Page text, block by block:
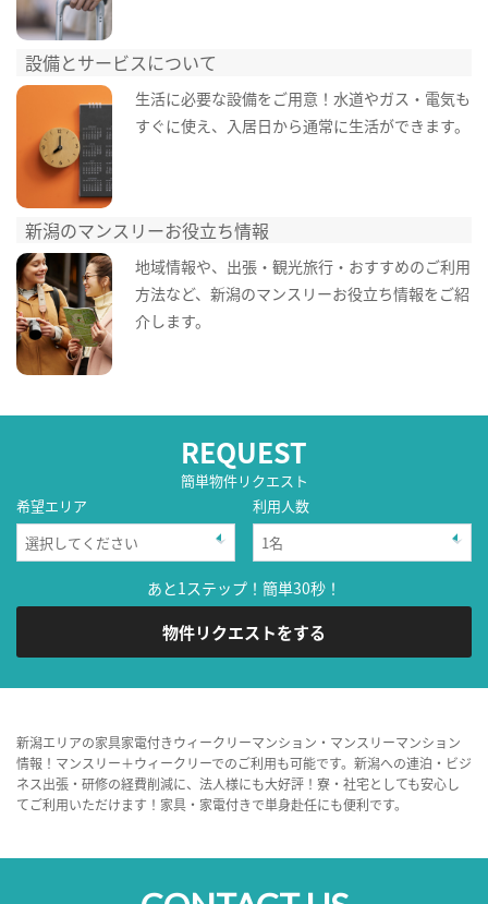
設備とサービスについて
生活に必要な設備をご用意！水道やガス・電気も
すぐに使え、入居日から通常に生活ができます。
新潟のマンスリーお役立ち情報
地域情報や、出張・観光旅行・おすすめのご利用
方法など、新潟のマンスリーお役立ち情報をご紹
介します。
REQUEST
簡単物件リクエスト
希望エリア
利用人数
あと1ステップ！簡単30秒！
物件リクエストをする
新潟エリアの家具家電付きウィークリーマンション・マンスリーマンション
情報！マンスリー＋ウィークリーでのご利用も可能です。新潟への連泊・ビジ
ネス出張・研修の経費削減に、法人様にも大好評！寮・社宅としても安心し
てご利用いただけます！家具・家電付きで単身赴任にも便利です。